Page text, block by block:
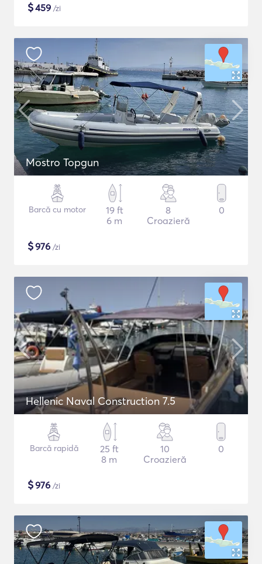
$459 /zi
Mostro Topgun
Barcă cu motor
19 ft
6 m
8
Croazieră
0
$976 /zi
Hellenic Naval Construction 7.5
Barcă rapidă
25 ft
8 m
10
Croazieră
0
$976 /zi